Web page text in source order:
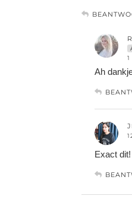
Ah
Exact